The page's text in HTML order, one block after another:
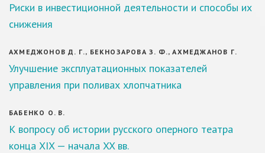
Риски в инвестиционной деятельности и способы их
снижения
АХМЕДЖОНОВ Д. Г., БЕКНОЗАРОВА З. Ф., АХМЕДЖАНОВ Г.
Улучшение эксплуатационных показателей
управления при поливах хлопчатника
БАБЕНКО О. В.
К вопросу об истории русского оперного театра
конца XIX — начала XX вв.